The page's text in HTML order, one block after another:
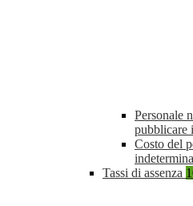
Personale
pubblicare
Costo del
Tassi di assenza